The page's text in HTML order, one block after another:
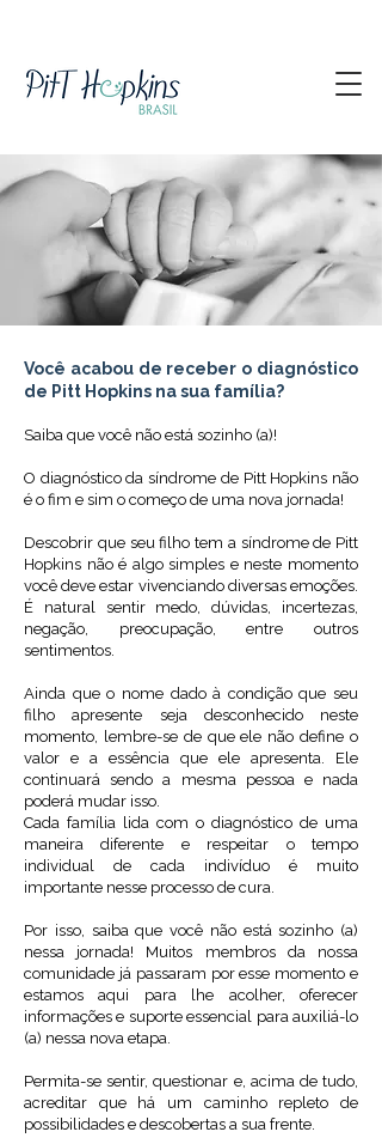
Você acabou de receber o diagnóstico
de Pitt Hopkins na sua família?
Saiba que você não está sozinho (a)!
O diagnóstico da síndrome de Pitt Hopkins não
é o fim e sim o começo de uma nova jornada!
Descobrir que seu filho tem a síndrome de Pitt
Hopkins não é algo simples e neste momento
você deve estar vivenciando diversas emoções.
É natural sentir medo, dúvidas, incertezas,
negação, preocupação, entre outros
sentimentos.
Ainda que o nome dado à condição que seu
filho apresente seja desconhecido neste
momento, lembre-se de que ele não define o
valor e a essência que ele apresenta. Ele
continuará sendo a mesma pessoa e nada
poderá mudar isso.
Cada família lida com o diagnóstico de uma
maneira diferente e respeitar o tempo
individual de cada indivíduo é muito
importante nesse processo de cura.
Por isso, saiba que você não está sozinho (a)
nessa jornada! Muitos membros da nossa
comunidade já passaram por esse momento e
estamos aqui para lhe acolher, oferecer
informações e suporte essencial para auxiliá-lo
(a) nessa nova etapa.
Permita-se sentir, questionar e, acima de tudo,
acreditar que há um caminho repleto de
possibilidades e descobertas a sua frente.